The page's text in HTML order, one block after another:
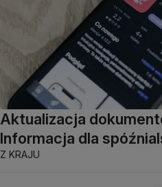
Aktualizacja
Informacja dla
Z KRAJU